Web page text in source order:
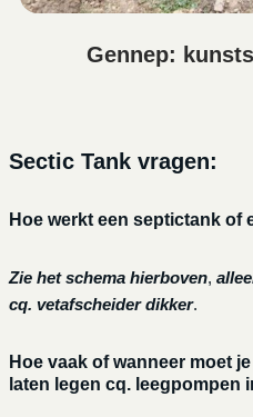
Gennep:
Sectic Tank vragen:
Hoe werkt een septictank of
Zie het schema hierboven,
cq. vetafscheider dikker.
Hoe vaak of wanneer moet
laten legen cq. leegpompen